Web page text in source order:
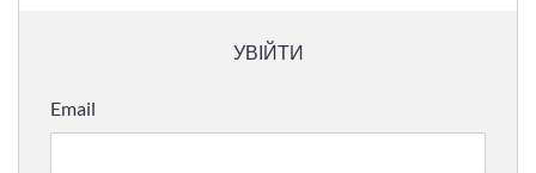
УВІЙТИ
Email